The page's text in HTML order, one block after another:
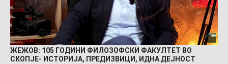
ЖЕЖОВ: 105 ГОДИНИ ФИЛОЗОФСКИ ФАКУЛТЕТ ВО
СКОПЈЕ- ИСТОРИЈА, ПРЕДИЗВИЦИ, ИДНА ДЕЈНОСТ